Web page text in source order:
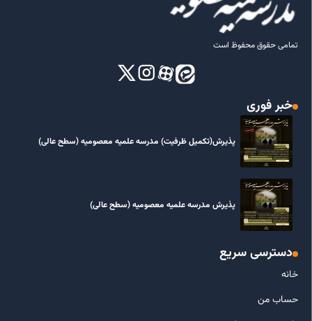
تمامی حقوق محفوظ است
خبر فوری
پذیرش(تکمیل ظرفیت) مدرسه علمیه معصومیه‌ (سطح عالی)
پذیرش مدرسه علمیه معصومیه‌ (سطح عالی)
دسترسی سریع
خانه
حساب من